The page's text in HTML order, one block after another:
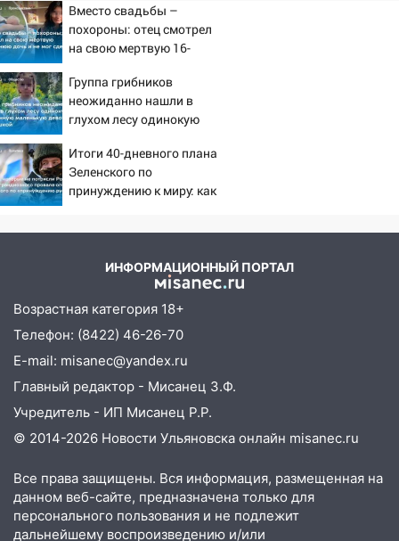
13:15
Трижды «брал в долг» без спроса:
житель Вешкаймского района похитил у
знакомого 191 тысячу рублей
13:14
Ураган оторвал светофор на
проспекте Филатова в Ульяновске
13:12
Дерево пробило крышу дома на
Новгородской в Ульяновске и рухнуло
на электрощит
упало во дворе
Ураган ударил по Ульяновску:
сорванные крыши, поваленные деревья,
затопленные улицы и остановившиеся
трамваи
12:17 Ульяновск накрыл крупный град:
после ливня город снова уходит под
12:12 Прокуратура взяла на контроль
Федерации
12:01 Пьяная женщина сбила
шестилетнего ребёнка на улице
Вместо свадьбы –
похороны: отец смотрел
на свою мертвую 16-
сдержать слезы
Группа грибников
неожиданно нашли в
глухом лесу одинокую
девочку с игрушкой
Итоги 40-дневного плана
Зеленского по
принуждению к миру: как
ИНФОРМАЦИОННЫЙ ПОРТАЛ
Возрастная категория 18+
Телефон: (8422) 46-26-70
E-mail: misanec@yandex.ru
Главный редактор - Мисанец З.Ф.
Учредитель - ИП Мисанец Р.Р.
© 2014-2026 Новости Ульяновска онлайн misanec.ru
Все права защищены. Вся информация, размещенная на
данном веб-сайте, предназначена только для
персонального пользования и не подлежит
дальнейшему воспроизведению и/или